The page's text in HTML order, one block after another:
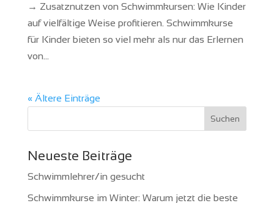
→ Zusatznutzen von Schwimmkursen: Wie Kinder
auf vielfältige Weise profitieren. Schwimmkurse
für Kinder bieten so viel mehr als nur das Erlernen
von...
« Ältere Einträge
Neueste Beiträge
Schwimmlehrer/in gesucht
Schwimmkurse im Winter: Warum jetzt die beste